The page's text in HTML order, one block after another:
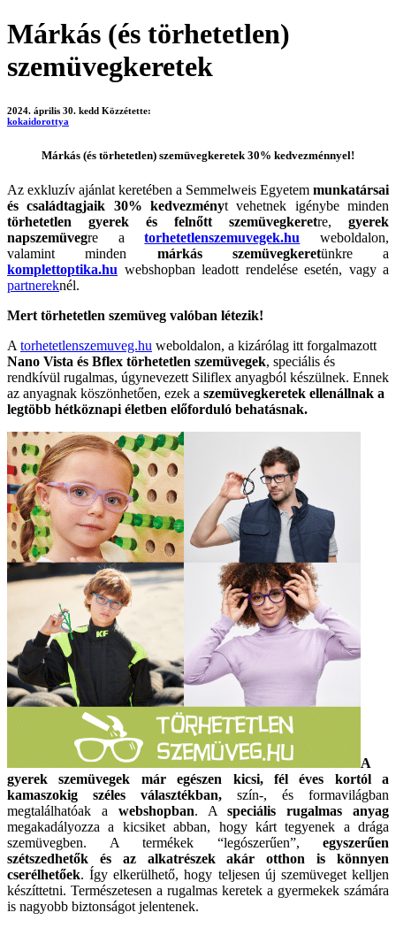
Márkás (és törhetetlen)
szemüvegkeretek
2024. április 30. kedd Közzétette:
kokaidorottya
Márkás (és törhetetlen) szemüvegkeretek 30% kedvezménnyel!
Az exkluzív ajánlat keretében a Semmelweis Egyetem munkatársai
és családtagjaik 30% kedvezményt vehetnek igénybe minden
törhetetlen gyerek és felnőtt szemüvegkeretre, gyerek
napszemüvegre atorhetetlenszemuvegek.hu weboldalon,
valamint minden márkás szemüvegkeretünkre a
komplettoptika.hu webshopban leadott rendelése esetén, vagy a
partnereknél.
Mert törhetetlen szemüveg valóban létezik!
A torhetetlenszemuveg.hu weboldalon, a kizárólag itt forgalmazott
Nano Vista és Bflex törhetetlen szemüvegek, speciális és
rendkívül rugalmas, úgynevezett Siliflex anyagból készülnek. Ennek
az anyagnak köszönhetően, ezek a szemüvegkeretek ellenállnak a
legtöbb hétköznapi életben előforduló behatásnak.
A
gyerek szemüvegek már egészen kicsi, fél éves kortól a
kamaszokig széles választékban, szín-, és formavilágban
megtalálhatóak a webshopban. Aspeciális rugalmas anyag
megakadályozza a kicsiket abban, hogy kárt tegyenek a drága
szemüvegben. A termékek “legószerűen”, egyszerűen
szétszedhetők és az alkatrészek akár otthon is könnyen
cserélhetőek. Így elkerülhető, hogy teljesen új szemüveget kelljen
készíttetni. Természetesen a rugalmas keretek a gyermekek számára
is nagyobb biztonságot jelentenek.